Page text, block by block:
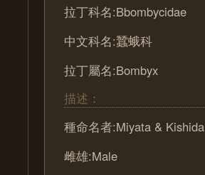
拉丁科名:Bbombycidae
中文科名:蠶蛾科
拉丁屬名:Bombyx
描述：
種命名者:Miyata & Kishida
雌雄:Male